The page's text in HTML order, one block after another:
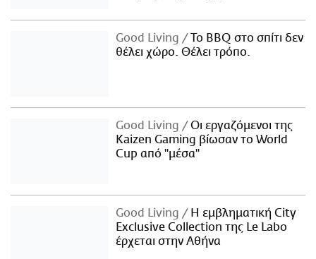
Good Living
Το BBQ στο σπίτι δεν
θέλει χώρο. Θέλει τρόπο.
Good Living
Οι εργαζόμενοι της
Kaizen Gaming βίωσαν το World
Cup από "μέσα"
Good Living
Η εμβληματική City
Exclusive Collection της Le Labo
έρχεται στην Αθήνα